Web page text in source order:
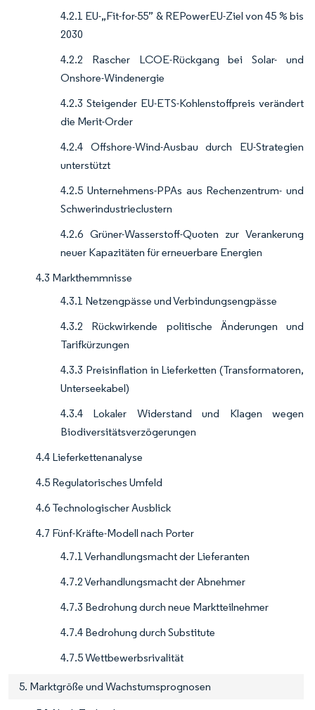
4.2.1 EU-„Fit-for-55” & REPowerEU-Ziel von 45 % bis
2030
4.2.2 Rascher LCOE-Rückgang bei Solar- und
Onshore-Windenergie
4.2.3 Steigender EU-ETS-Kohlenstoffpreis verändert
die Merit-Order
4.2.4 Offshore-Wind-Ausbau durch EU-Strategien
unterstützt
4.2.5 Unternehmens-PPAs aus Rechenzentrum- und
Schwerindustrieclustern
4.2.6 Grüner-Wasserstoff-Quoten zur Verankerung
neuer Kapazitäten für erneuerbare Energien
4.3 Markthemmnisse
4.3.1 Netzengpässe und Verbindungsengpässe
4.3.2 Rückwirkende politische Änderungen und
Tarifkürzungen
4.3.3 Preisinflation in Lieferketten (Transformatoren,
Unterseekabel)
4.3.4 Lokaler Widerstand und Klagen wegen
Biodiversitätsverzögerungen
4.4 Lieferkettenanalyse
4.5 Regulatorisches Umfeld
4.6 Technologischer Ausblick
4.7 Fünf-Kräfte-Modell nach Porter
4.7.1 Verhandlungsmacht der Lieferanten
4.7.2 Verhandlungsmacht der Abnehmer
4.7.3 Bedrohung durch neue Marktteilnehmer
4.7.4 Bedrohung durch Substitute
4.7.5 Wettbewerbsrivalität
5. Marktgröße und Wachstumsprognosen